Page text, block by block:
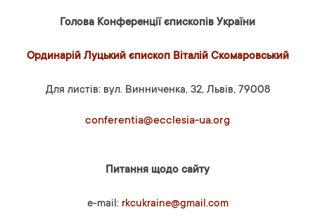
Голова Конференції єпископів України
Ординарій Луцький єпископ Віталій Скомаровський
Для листів: вул. Винниченка, 32, Львів, 79008
conferentia@ecclesia-ua.org
Питання щодо сайту
e-mail: rkcukraine@gmail.com